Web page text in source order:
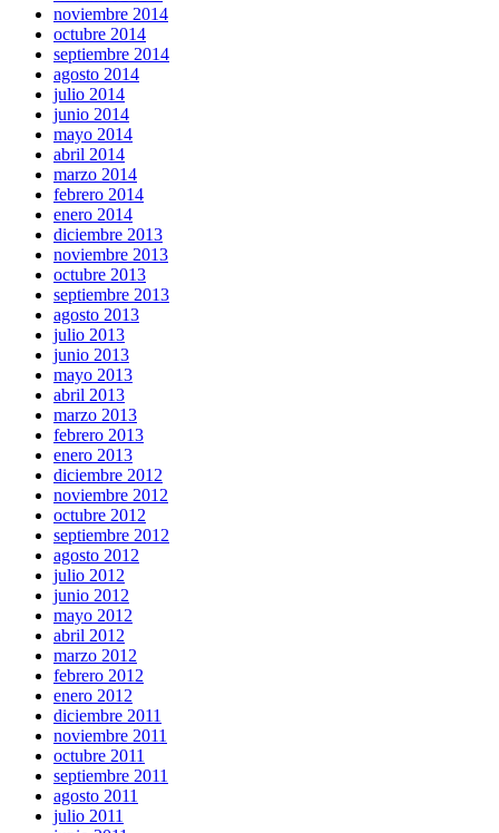
noviembre 2014
octubre 2014
septiembre 2014
agosto 2014
julio 2014
junio 2014
mayo 2014
abril 2014
marzo 2014
febrero 2014
enero 2014
diciembre 2013
noviembre 2013
octubre 2013
septiembre 2013
agosto 2013
julio 2013
junio 2013
mayo 2013
abril 2013
marzo 2013
febrero 2013
enero 2013
diciembre 2012
noviembre 2012
octubre 2012
septiembre 2012
agosto 2012
julio 2012
junio 2012
mayo 2012
abril 2012
marzo 2012
febrero 2012
enero 2012
diciembre 2011
noviembre 2011
octubre 2011
septiembre 2011
agosto 2011
julio 2011